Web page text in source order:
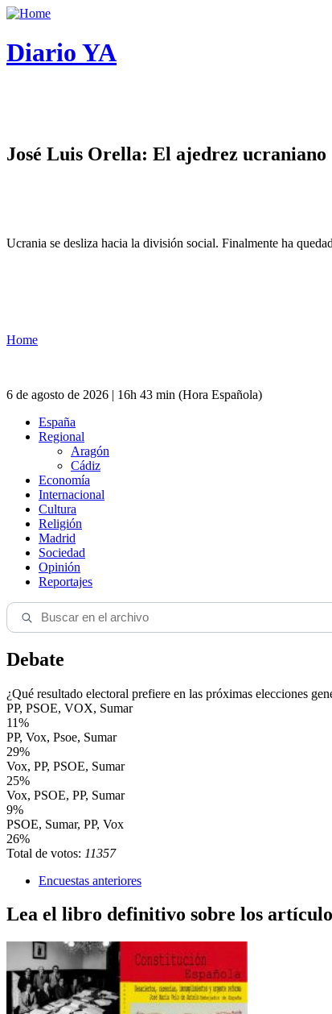
Diario YA
José Luis Orella: El ajedrez ucraniano
Ucrania se desliza hacia la división social. Finalmente ha
Home
6 de agosto de 2026 | 16h 43 min (Hora Española)
España
Regional
Aragón
Cádiz
Economía
Internacional
Cultura
Religión
Madrid
Sociedad
Opinión
Reportajes
Debate
¿Qué resultado electoral prefiere en las próximas elecciones
PP, PSOE, VOX, Sumar
11%
PP, Vox, Psoe, Sumar
29%
Vox, PP, PSOE, Sumar
25%
Vox, PSOE, PP, Sumar
9%
PSOE, Sumar, PP, Vox
26%
Total de votos: 11357
Encuestas anteriores
Lea el libro definitivo sobre los